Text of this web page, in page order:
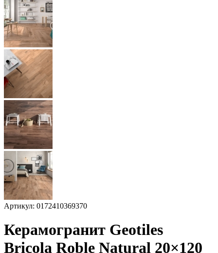
Артикул: 0172410369370
Керамогранит Geotiles
Bricola Roble Natural 20×120